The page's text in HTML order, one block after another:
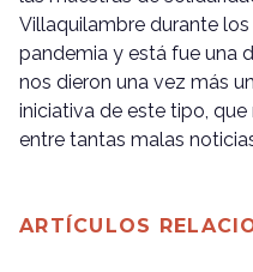
Villaquilambre durante
pandemia y está fue una
nos dieron una vez más
iniciativa de este tipo,
entre tantas malas
ARTÍCULOS